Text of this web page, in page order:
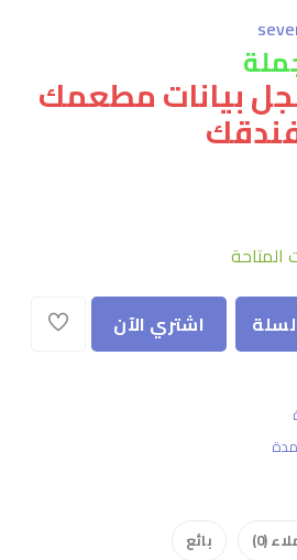
بيانات مطعمك
المتاحة
اشتري الآن
(0) بائع